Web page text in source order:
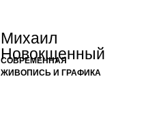
Михаил
Новокщенный
СОВРЕМЕННАЯ
ЖИВОПИСЬ И ГРАФИКА